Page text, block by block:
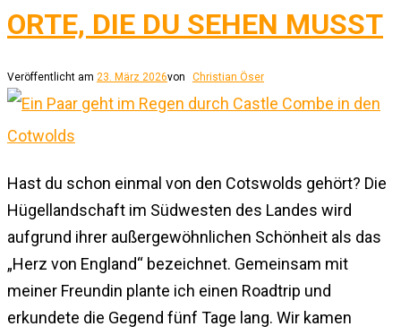
ORTE, DIE DU SEHEN MUSST
Veröffentlicht am 23. März 2026von Christian Öser
Hast du schon einmal von den Cotswolds gehört? Die
Hügellandschaft im Südwesten des Landes wird
aufgrund ihrer außergewöhnlichen Schönheit als das
„Herz von England“ bezeichnet. Gemeinsam mit
meiner Freundin plante ich einen Roadtrip und
erkundete die Gegend fünf Tage lang. Wir kamen